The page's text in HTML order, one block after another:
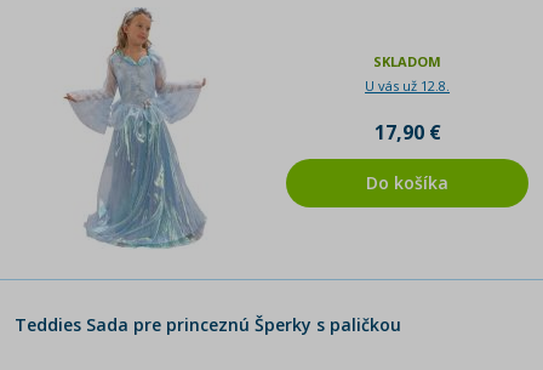
SKLADOM
U vás už 12.8.
17,90 €
Do košíka
Teddies Sada pre princeznú Šperky s paličkou